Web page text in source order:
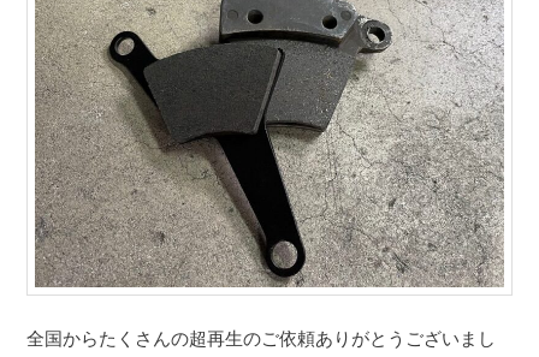
全国からたくさんの超再生のご依頼ありがとうございまし